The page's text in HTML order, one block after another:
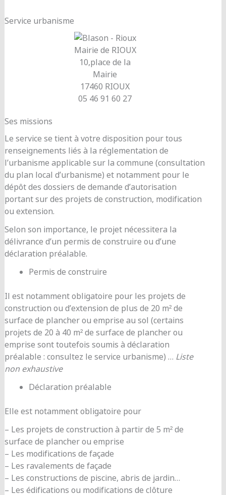
Service urbanisme
Mairie de RIOUX
10,place de la
Mairie
17460 RIOUX
05 46 91 60 27
Ses missions
Le service se tient à votre disposition pour tous
renseignements liés à la réglementation de
l’urbanisme applicable sur la commune (consultation
du plan local d’urbanisme) et notamment pour le
dépôt des dossiers de demande d’autorisation
portant sur des projets de construction, modification
ou extension.
Selon son importance, le projet nécessitera la
délivrance d’un permis de construire ou d’une
déclaration préalable.
Permis de construire
Il est notamment obligatoire pour les projets de
construction ou d’extension de plus de 20 m² de
surface de plancher ou emprise au sol (certains
projets de 20 à 40 m² de surface de plancher ou
emprise sont toutefois soumis à déclaration
préalable : consultez le service urbanisme) … Liste
non exhaustive
Déclaration préalable
Elle est notamment obligatoire pour
– Les projets de construction à partir de 5 m² de
surface de plancher ou emprise
– Les modifications de façade
– Les ravalements de façade
– Les constructions de piscine, abris de jardin…
– Les édifications ou modifications de clôture